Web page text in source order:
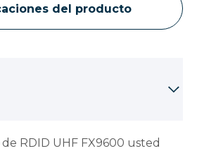
del producto
RDID UHF FX9600 usted